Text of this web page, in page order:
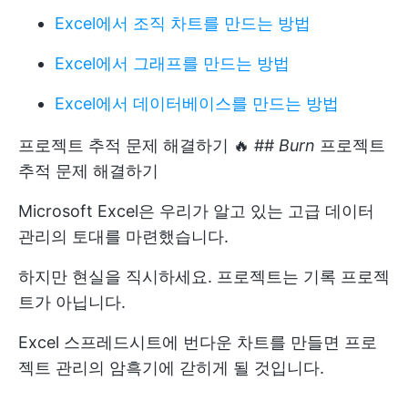
Excel에서 조직 차트를 만드는 방법
Excel에서 그래프를 만드는 방법
Excel에서 데이터베이스를 만드는 방법
프로젝트 추적 문제 해결하기 🔥 ## Burn 프로젝트
추적 문제 해결하기
Microsoft Excel은 우리가 알고 있는 고급 데이터
관리의 토대를 마련했습니다.
하지만 현실을 직시하세요. 프로젝트는 기록 프로젝
트가 아닙니다.
Excel 스프레드시트에 번다운 차트를 만들면 프로
젝트 관리의 암흑기에 갇히게 될 것입니다.